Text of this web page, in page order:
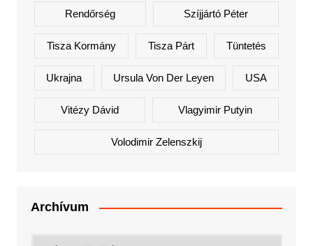
Rendőrség Szíjjártó Péter
Tisza Kormány Tisza Párt Tüntetés
Ukrajna Ursula Von Der Leyen USA
Vitézy Dávid Vlagyimir Putyin
Volodimir Zelenszkij
Archívum